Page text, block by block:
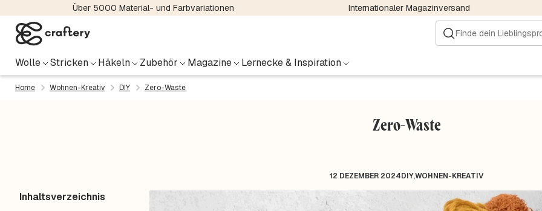
Über 5000 Material- und Farbvariationen Internationaler Magazinversand
Wolle Stricken Häkeln Zubehör Magazine Lernecke & Inspiration
Home Wohnen-Kreativ DIY Zero-Waste
Zero-Waste
12 DEZEMBER 2024DIY,WOHNEN-KREATIV
Inhaltsverzeichnis